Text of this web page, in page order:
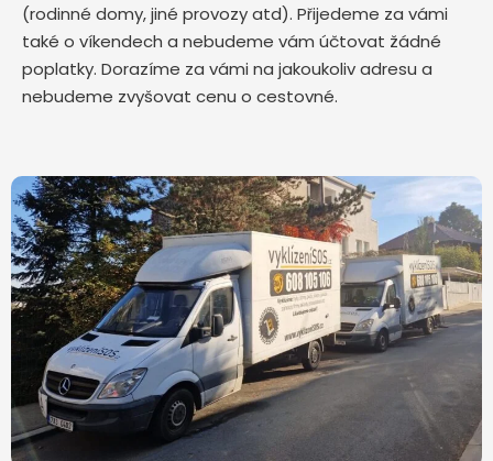
(rodinné domy, jiné provozy atd). Přijedeme za vámi
také o víkendech a nebudeme vám účtovat žádné
poplatky. Dorazíme za vámi na jakoukoliv adresu a
nebudeme zvyšovat cenu o cestovné.